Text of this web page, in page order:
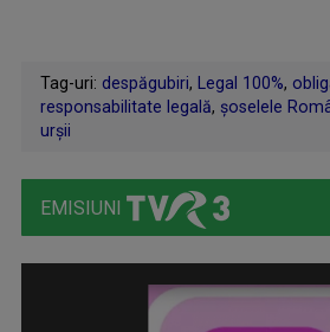
Tag-uri: despăgubiri, Legal 100%,
responsabilitate legală, şoselele
urşii
EMISIUNI